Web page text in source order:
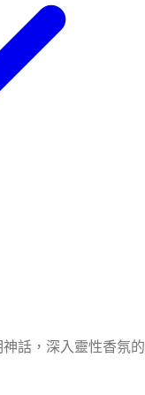
話，深入靈性香氛的